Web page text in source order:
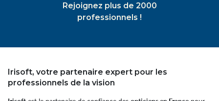
Rejoignez plus de 2000
professionnels !
Irisoft, votre partenaire expert pour les
professionnels de la vision